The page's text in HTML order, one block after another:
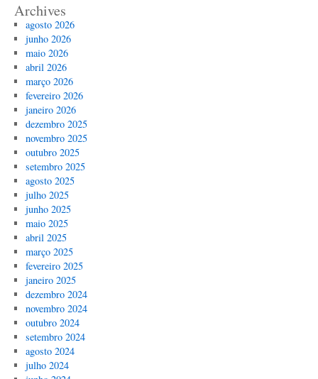
Archives
agosto 2026
junho 2026
maio 2026
abril 2026
março 2026
fevereiro 2026
janeiro 2026
dezembro 2025
novembro 2025
outubro 2025
setembro 2025
agosto 2025
julho 2025
junho 2025
maio 2025
abril 2025
março 2025
fevereiro 2025
janeiro 2025
dezembro 2024
novembro 2024
outubro 2024
setembro 2024
agosto 2024
julho 2024